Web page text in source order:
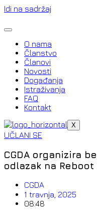
Idi na sadržaj
O nama
Članstvo
Članovi
Novosti
Događanja
Istraživanja
FAQ
Kontakt
X
UČLANI SE
CGDA organizira
odlazak na Reboot
CGDA
1 travnja, 2025
08:48